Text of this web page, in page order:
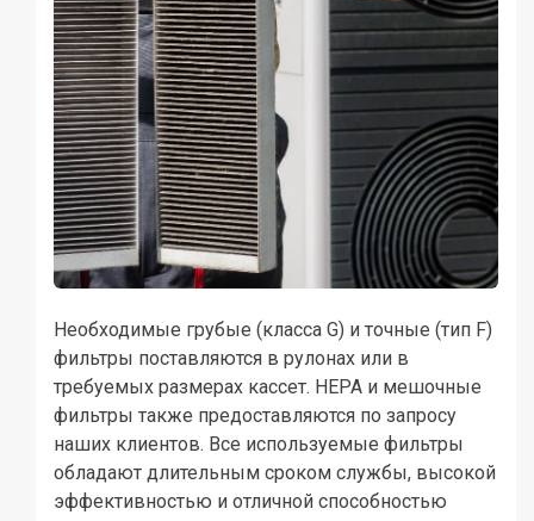
Необходимые грубые (класса G) и точные (тип F)
фильтры поставляются в рулонах или в
требуемых размерах кассет. HEPA и мешочные
фильтры также предоставляются по запросу
наших клиентов. Все используемые фильтры
обладают длительным сроком службы, высокой
эффективностью и отличной способностью